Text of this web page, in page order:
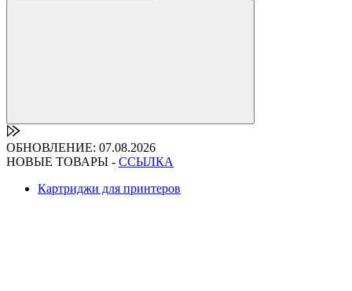
ОБНОВЛЕНИЕ: 07.08.2026
НОВЫЕ ТОВАРЫ - ССЫЛКА
Картриджи для принтеров